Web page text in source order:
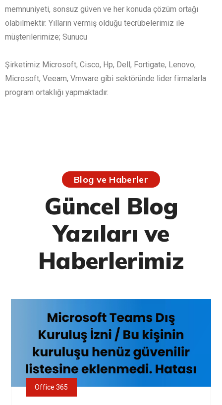
memnuniyeti, sonsuz güven ve her konuda çözüm ortağı
olabilmektir. Yılların vermiş olduğu tecrübelerimiz ile
müşterilerimize; Sunucu
Şirketimiz Microsoft, Cisco, Hp, Dell, Fortigate, Lenovo,
Microsoft, Veeam, Vmware gibi sektöründe lider firmalarla
program ortaklığı yapmaktadır.
Blog ve Haberler
Güncel Blog
Yazıları ve
Haberlerimiz
Office 365